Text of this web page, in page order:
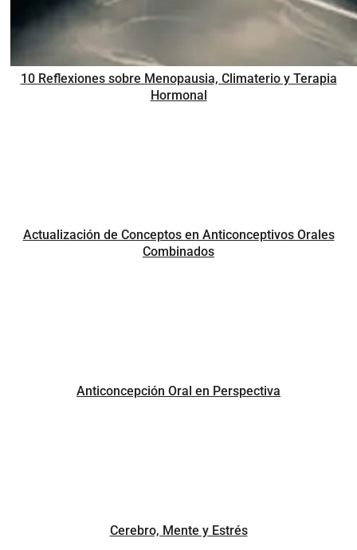
10 Reflexiones sobre Menopausia, Climaterio y Terapia
Hormonal
Actualización de Conceptos en Anticonceptivos Orales
Combinados
Anticoncepción Oral en Perspectiva
Cerebro, Mente y Estrés